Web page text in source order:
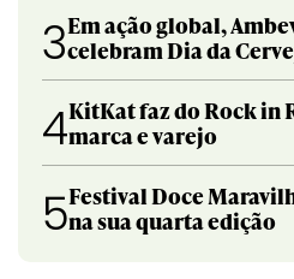
3Em ação global,
celebram Dia da
4KitKat faz do Rock in
marca e varejo
5Festival Doce
na sua quarta edição